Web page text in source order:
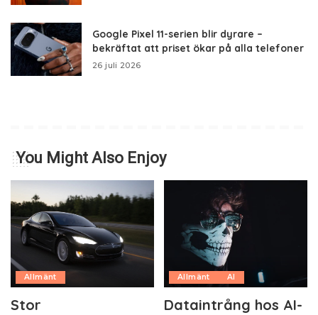
Google Pixel 11-serien blir dyrare –
bekräftat att priset ökar på alla telefoner
26 juli 2026
You Might Also Enjoy
Allmänt
Stor
Allmänt AI
Dataintrång hos AI-